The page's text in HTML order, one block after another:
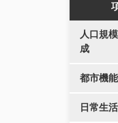
人口規
成
都市機
日常生